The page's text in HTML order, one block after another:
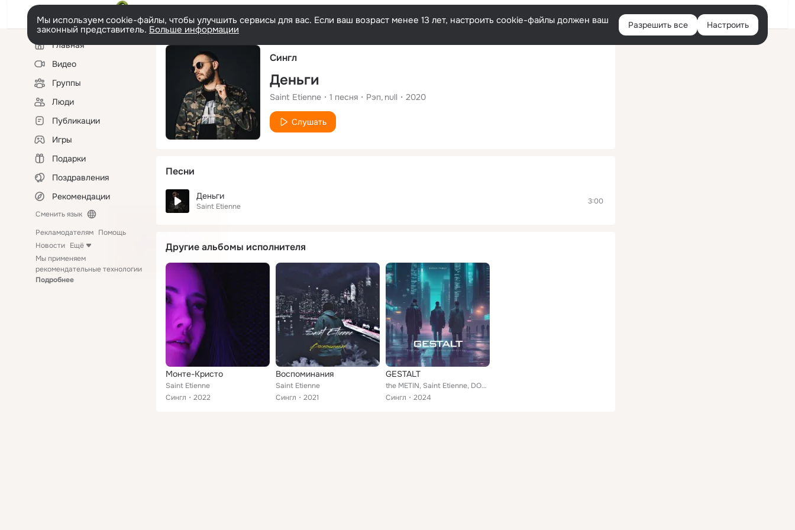
Русский Войти
Мы используем cookie-файлы, чтобы улучшить сервисы для вас. Если ваш возраст менее 13 лет, настроить cookie-файлы должен ваш
законный представитель. Больше информации Разрешить все Настроить
Левая
колонкаГлавная
Видео
Группы
Люди
Публикации
Игры
Подарки
Поздравления
Рекомендации
Сменить язык
Рекламодателям Помощь
Новости Ещё
Мы применяем
рекомендательные технологии
Подробнее
Сингл
Деньги
Saint Etienne 1 песня Рэп null 2020
Слушать
Песни
Деньги
Saint Etienne
3:00
Другие альбомы исполнителя
Монте-Кристо
Saint Etienne
Сингл
2022
Воспоминания
Saint Etienne
Сингл
2021
GESTALT
the METIN, Saint Etienne, DOMBROVSKY
Сингл
2024